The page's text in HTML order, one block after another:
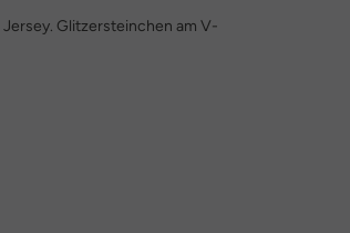
Glitzersteinchen am V-